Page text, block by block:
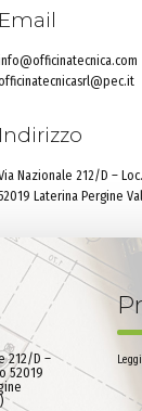
Email
Indirizzo
Nazionale 212/D –
Laterina Pergine
212/D –
52019